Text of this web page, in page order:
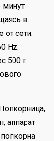
минут
в
от сети:
Hz.
500 г.
аппарат